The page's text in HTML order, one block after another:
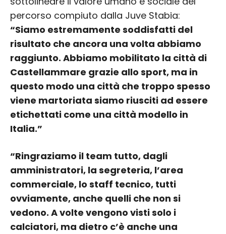
percorso compiuto dalla Juve Stabia:
“Siamo estremamente soddisfatti del
risultato che ancora una volta abbiamo
raggiunto. Abbiamo mobilitato la città di
Castellammare grazie allo sport, ma in
questo modo una città che troppo spesso
viene martoriata siamo riusciti ad essere
etichettati come una città modello in
Italia.”
“Ringraziamo il team tutto, dagli
amministratori, la segreteria, l’area
commerciale, lo staff tecnico, tutti
ovviamente, anche quelli che non si
vedono. A volte vengono visti solo i
calciatori, ma dietro c’è anche una